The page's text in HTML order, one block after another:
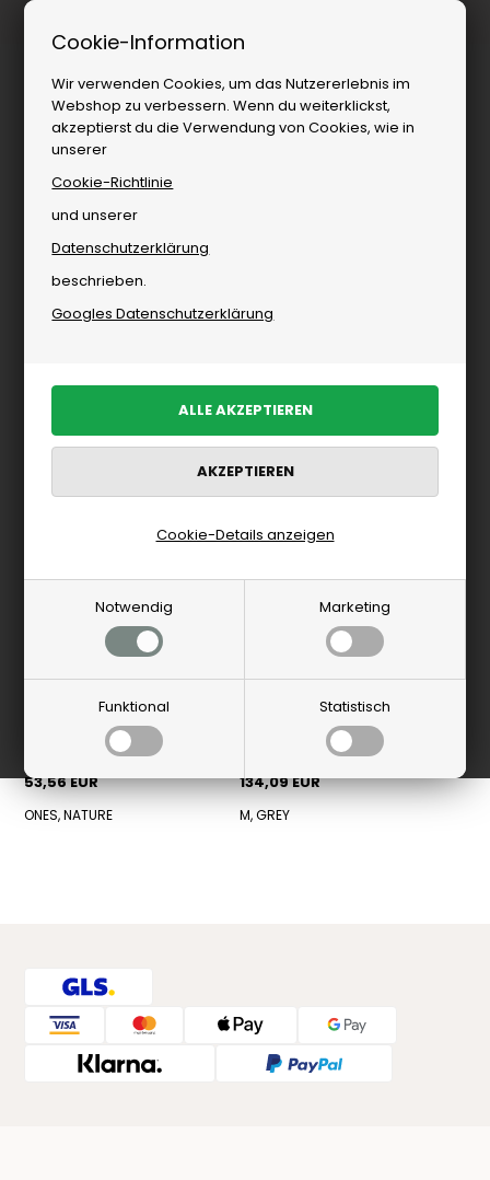
Cookie-Information
Wir verwenden Cookies, um das Nutzererlebnis im
Webshop zu verbessern. Wenn du weiterklickst,
akzeptierst du die Verwendung von Cookies, wie in
unserer
Cookie-Richtlinie
und unserer
Datenschutzerklärung
beschrieben.
Googles Datenschutzerklärung
Notwendig Marketing
Funktional Statistisch
Cookie-Details anzeigen
Accessoires
PRODUKTE FILTERN
Neu
Karmameju
Karmameju - Buff
Trockenbürste - Nature
53,56 EUR
ONES, NATURE
Karmameju
BATHROBE MOUNT EVEREST DARK
134,09 EUR
M, GREY